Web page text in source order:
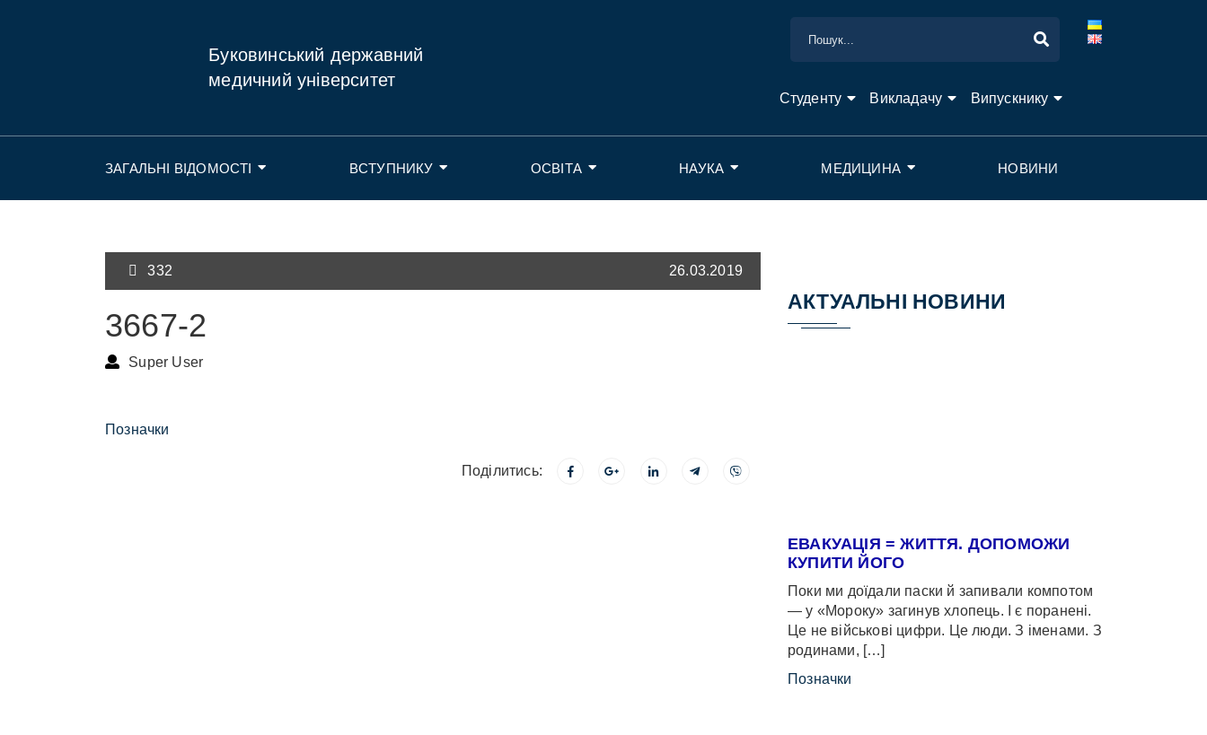
Буковинський державний
медичний університет
Студенту Викладачу Випускнику
ЗАГАЛЬНІ ВІДОМОСТІ ВСТУПНИКУ ОСВІТА НАУКА МЕДИЦИНА НОВИНИ
332 26.03.2019
3667-2
Super User
Позначки
Поділитись:
АКТУАЛЬНІ НОВИНИ
ЕВАКУАЦІЯ = ЖИТТЯ. ДОПОМОЖИ
КУПИТИ ЙОГО
Поки ми доїдали паски й запивали компотом
— у «Мороку» загинув хлопець. І є поранені.
Це не військові цифри. Це люди. З іменами. З
родинами, […]
Позначки